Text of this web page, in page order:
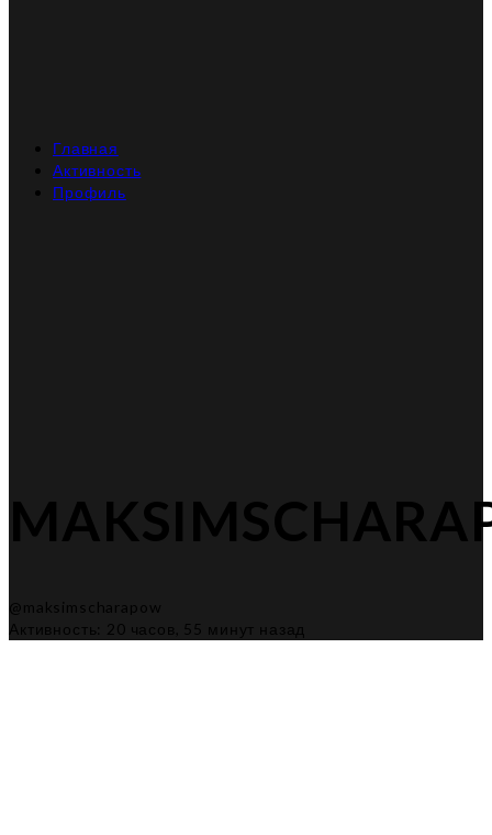
Главная
Активность
Профиль
@maksimscharapow
Активность: 20 часов, 55 минут назад